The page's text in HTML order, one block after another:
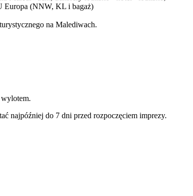
Europa (NNW, KL i bagaż)
na Malediwach.
najpóźniej do 7 dni przed rozpoczęciem imprezy.